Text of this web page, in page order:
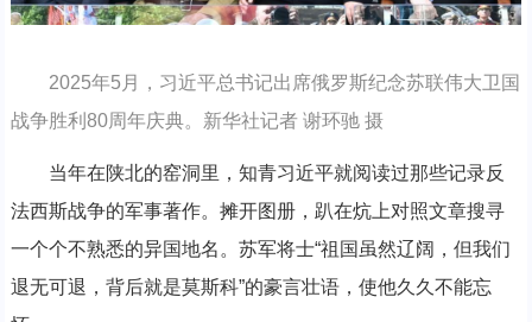
2025年5月，习近平总书记出席俄罗斯纪念苏联伟大卫国
战争胜利80周年庆典。新华社记者 谢环驰 摄
当年在陕北的窑洞里，知青习近平就阅读过那些记录反
法西斯战争的军事著作。摊开图册，趴在炕上对照文章搜寻
一个个不熟悉的异国地名。苏军将士“祖国虽然辽阔，但我们
退无可退，背后就是莫斯科”的豪言壮语，使他久久不能忘